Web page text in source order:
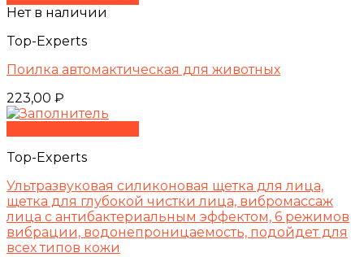
Нет в наличии
Top-Experts
Поилка автомактическая для животных
223,00 ₽
Top-Experts
Ультразвуковая силиконовая щетка для лица,
щетка для глубокой чистки лица, вибромассаж
лица с антибактериальным эффектом, 6 режимов
вибрации, водонепроницаемость, подойдет для
всех типов кожи